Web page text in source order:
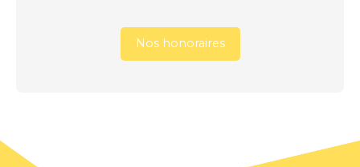
Nos honoraires